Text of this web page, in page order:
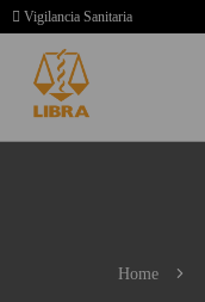
Vigilancia Sanitaria
Home